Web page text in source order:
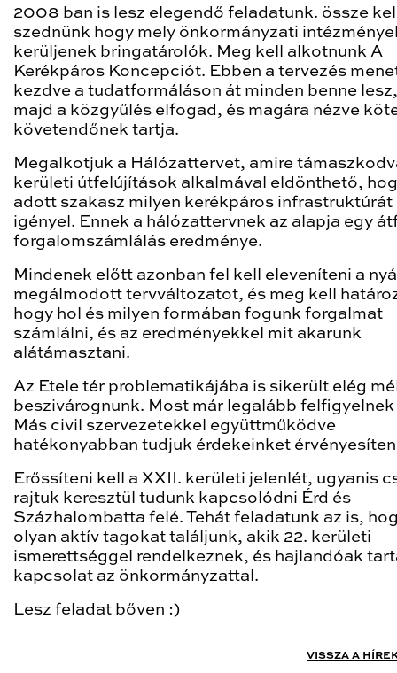
2008 ban is lesz elegendő feladatunk. össze
szednünk hogy mely önkormányzati
kerüljenek bringatárolók. Meg kell alkotnunk A
Kerékpáros Koncepciót. Ebben a tervezés
kezdve a tudatformáláson át minden benne
majd a közgyűlés elfogad, és magára nézve
követendőnek tartja.
Megalkotjuk a Hálózattervet, amire
kerületi útfelújítások alkalmával eldönthető,
adott szakasz milyen kerékpáros infrastruktúrát
igényel. Ennek a hálózattervnek az alapja egy
forgalomszámlálás eredménye.
Mindenek előtt azonban fel kell eleveníteni a
megálmodott tervváltozatot, és meg kell
hogy hol és milyen formában fogunk forgalmat
számlálni, és az eredményekkel mit akarunk
alátámasztani.
Az Etele tér problematikájába is sikerült elég
beszivárognunk. Most már legalább felfigyelnek
Más civil szervezetekkel együttműködve
hatékonyabban tudjuk érdekeinket
Erőssíteni kell a XXII. kerületi jelenlét, ugyanis
rajtuk keresztül tudunk kapcsolódni Érd és
Százhalombatta felé. Tehát feladatunk az is,
olyan aktív tagokat találjunk, akik 22. kerületi
ismerettséggel rendelkeznek, és hajlandóak
kapcsolat az önkormányzattal.
Lesz feladat bőven :)
VISSZA A